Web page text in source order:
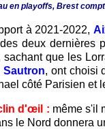
en playoffs, Brest
à 2021-2022,
deux dernières
que les
Sautron, ont choisi
côté Parisien et
d'œil : même s'il
le Nord donnera